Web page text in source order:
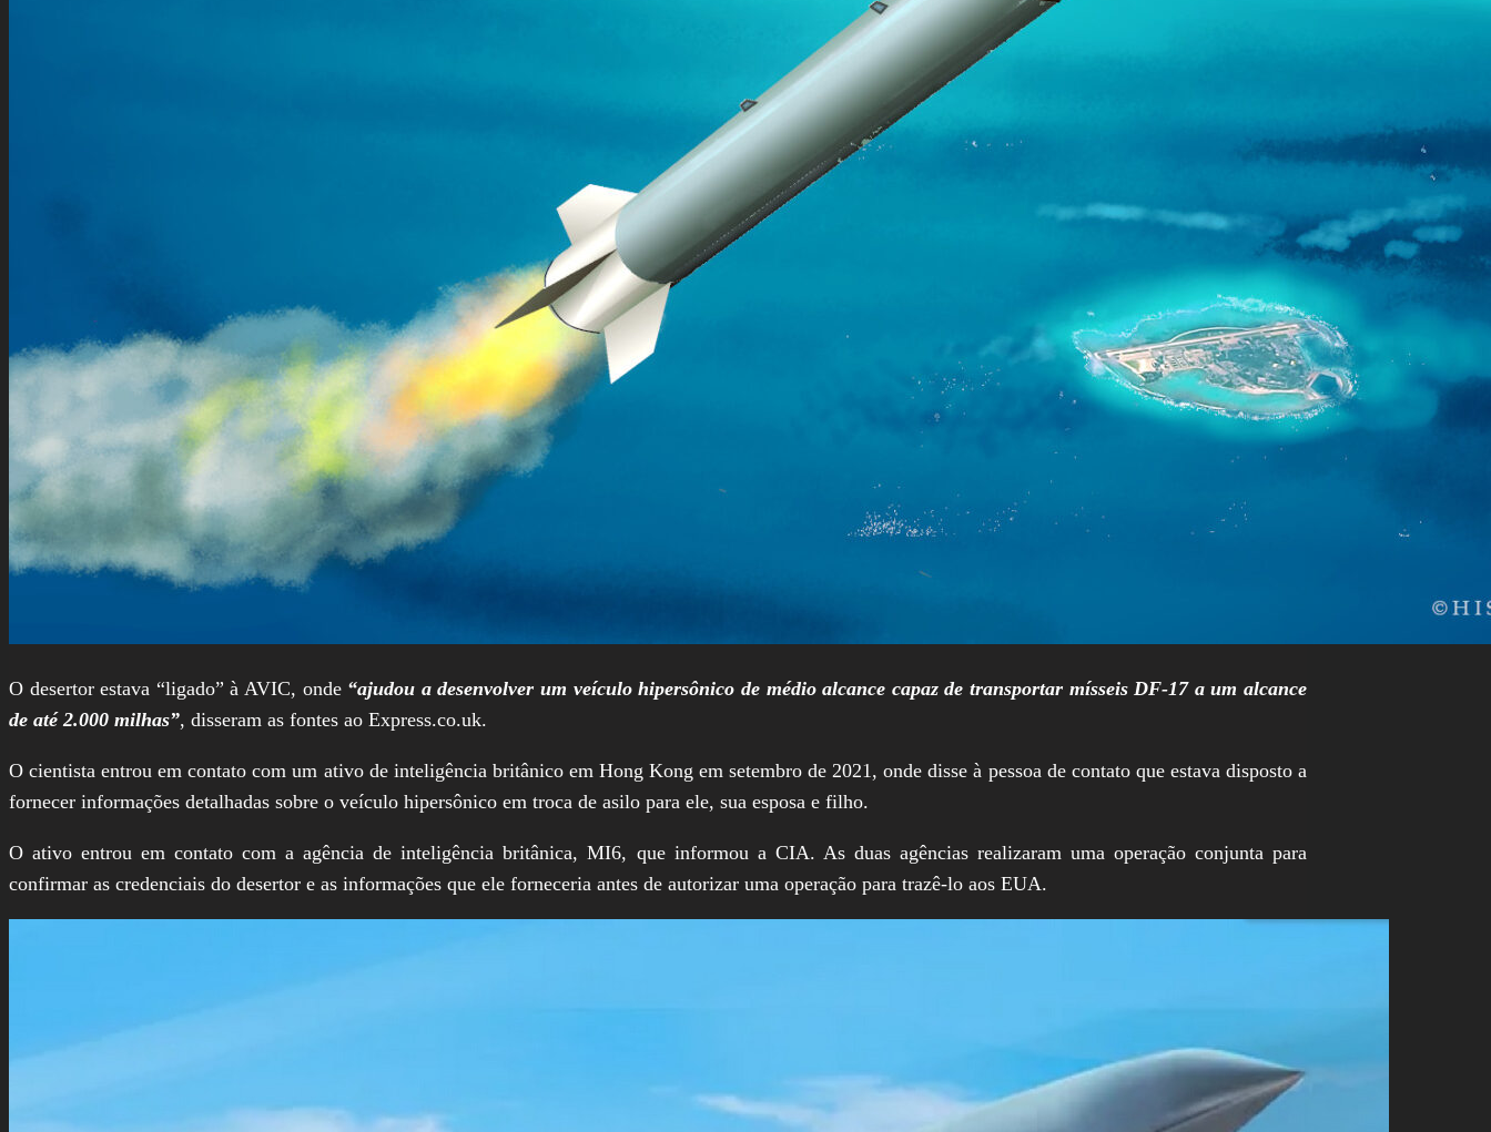
O desertor estava “ligado” à AVIC, onde “ajudou a desenvolver um veículo hipersônico de médio alcance capaz de transportar mísseis DF-17 a um alcance
de até 2.000 milhas”, disseram as fontes ao Express.co.uk.
O cientista entrou em contato com um ativo de inteligência britânico em Hong Kong em setembro de 2021, onde disse à pessoa de contato que estava disposto a
fornecer informações detalhadas sobre o veículo hipersônico em troca de asilo para ele, sua esposa e filho.
O ativo entrou em contato com a agência de inteligência britânica, MI6, que informou a CIA. As duas agências realizaram uma operação conjunta para
confirmar as credenciais do desertor e as informações que ele forneceria antes de autorizar uma operação para trazê-lo aos EUA.